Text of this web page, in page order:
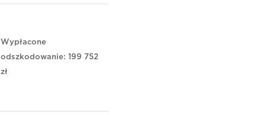
Wypłacone
odszkodowanie: 199 752
zł